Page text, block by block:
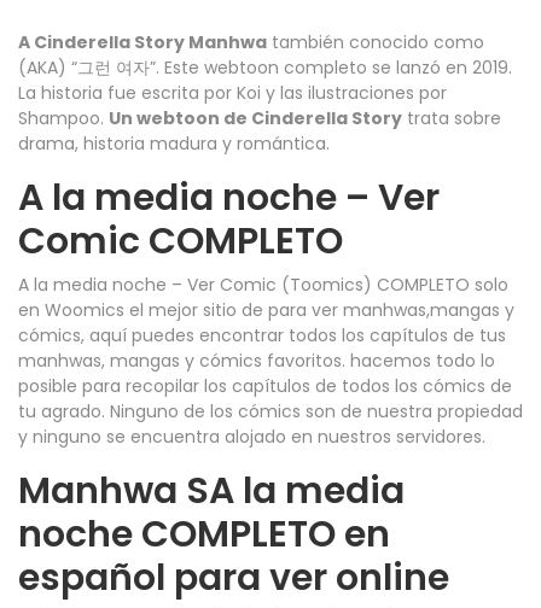
A Cinderella Story Manhwa también conocido como
(AKA) “그런 여자”. Este webtoon completo se lanzó en 2019.
La historia fue escrita por Koi y las ilustraciones por
Shampoo. Un webtoon de Cinderella Story trata sobre
drama, historia madura y romántica.
A la media noche – Ver
Comic COMPLETO
A la media noche – Ver Comic (Toomics) COMPLETO solo
en Woomics el mejor sitio de para ver manhwas,mangas y
cómics, aquí puedes encontrar todos los capítulos de tus
manhwas, mangas y cómics favoritos. hacemos todo lo
posible para recopilar los capítulos de todos los cómics de
tu agrado. Ninguno de los cómics son de nuestra propiedad
y ninguno se encuentra alojado en nuestros servidores.
Manhwa SA la media
noche COMPLETO en
español para ver online